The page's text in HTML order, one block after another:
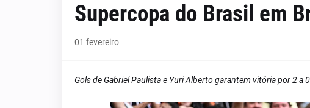
Supercopa do Brasil em
01 fevereiro
Gols de Gabriel Paulista e Yuri Alberto garantem vitória por 2 a